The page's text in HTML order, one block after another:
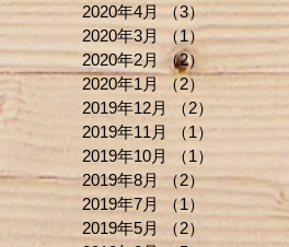
2020年4月 （3）3件の記事
2020年3月 （1）1件の記事
2020年2月
（2）
2件の記事
2020年1月
（2）
2件の記事
2019年12月
（2） 2件の記事
2019年11月
（1） 1件の記事
2019年10月
（1）
1件の記事
2019年8月 （2）2件の記事
2019年7月
（1）
1件の記事
2019年5月
（2） 2件の記事